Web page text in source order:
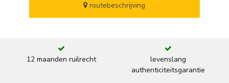
routebeschrijving
12 maanden ruilrecht
levenslang
authenticiteitsgarantie